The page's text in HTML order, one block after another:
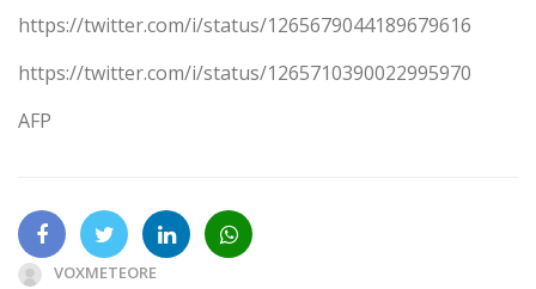
https://twitter.com/i/status/1265679044189679616
https://twitter.com/i/status/1265710390022995970
AFP
VOXMETEORE